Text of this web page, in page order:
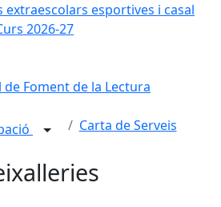
extraescolars esportives i casal
2026-27
de Foment de la Lectura
Carta de Serveis